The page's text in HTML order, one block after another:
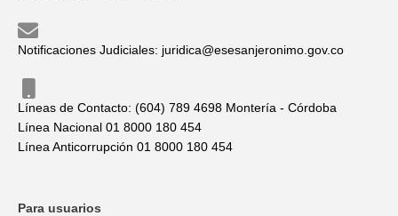
Notificaciones Judiciales: juridica@esesanjeronimo.gov.co
Líneas de Contacto: (604) 789 4698 Montería - Córdoba
Línea Nacional 01 8000 180 454
Línea Anticorrupción 01 8000 180 454
Para usuarios